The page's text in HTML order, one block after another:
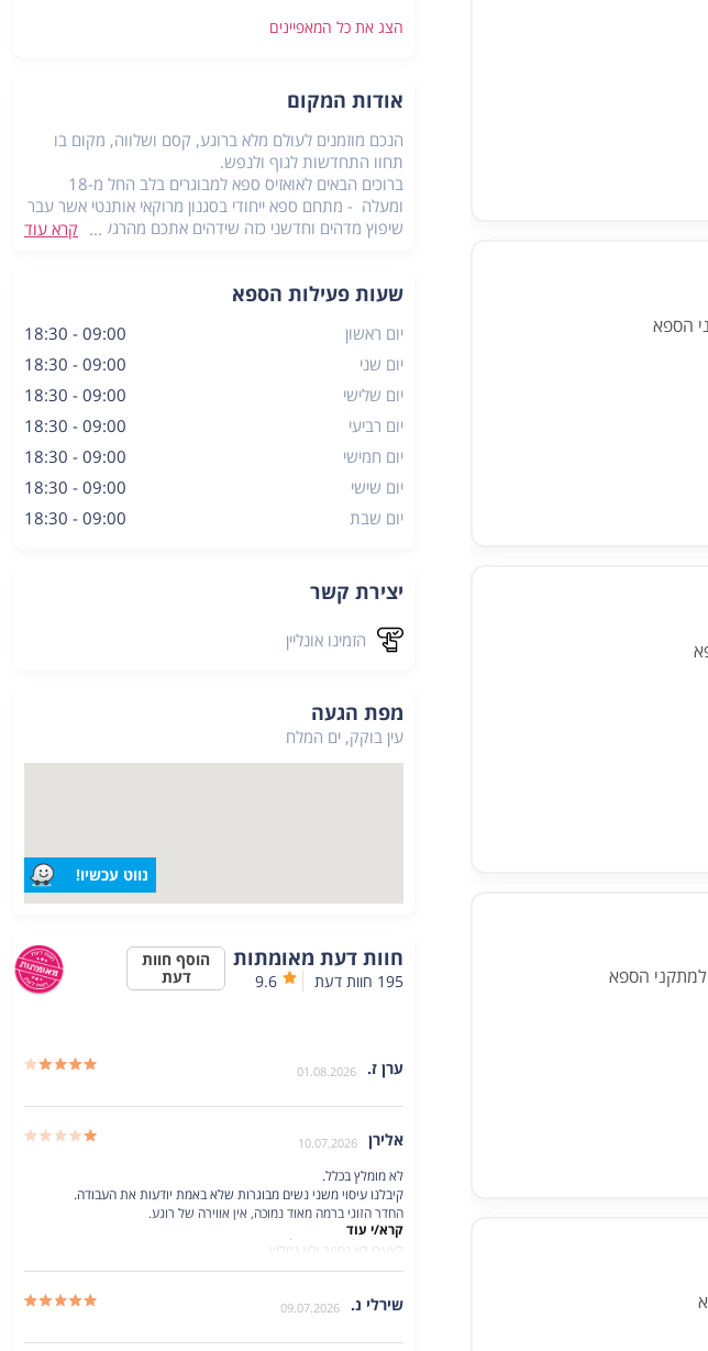
הצג את כל המאפיינים
אודות המקום
הנכם מוזמנים לעולם מלא ברוגע, קסם ושלווה, מקום בו
תחוו התחדשות לגוף ולנפש.
ברוכים הבאים לאואזיס ספא למבוגרים בלב החל מ-18
ומעלה - מתחם ספא ייחודי בסגנון מרוקאי אותנטי אשר עבר
שיפוץ מדהים וחדשני כזה שידהים אתכם מהרגע הראשון
המושלמת, מלאת פינוקים ושירות מקצועי ללא פשרות.
גדול של טיפולי גוף ויופי לפי בחירה אישית, הנעשים בחדרי
טיפולים מעוצבים ונעימים.
רטובה, סאונה יבשה, חמאם טורקי, ג'קוזי ספא, חדר כושר
מאובזר, ג'קוזי פרטי בסוויטת טיפולים זוגית, סולריום ועוד.
מיקום:
עין בוקק, ים המלח
קרא עוד
שעות פעילות הספא
יום ראשון
09:00 - 18:30
יום שני
09:00 - 18:30
יום שלישי
09:00 - 18:30
יום רביעי
09:00 - 18:30
יום חמישי
09:00 - 18:30
יום שישי
09:00 - 18:30
יום שבת
09:00 - 18:30
יצירת קשר
הזמינו אונליין
מפת הגעה
עין בוקק, ים המלח
נווט עכשיו!
חוות דעת מאומתות
195 חוות דעת 9.6
הוסף חוות
דעת
ערן ז. 01.08.2026
אלירן 10.07.2026
לא מומלץ בכלל.
קיבלנו עיסוי משני נשים מבוגרות שלא באמת יודעות את העבודה.
החדר הזוגי ברמה מאוד נמוכה, אין אווירה של רוגע.
המים בג׳קוזי לא היו נקיים
לצערי לא נחזור ולא נמליץ
קרא/י עוד
שירלי נ. 09.07.2026